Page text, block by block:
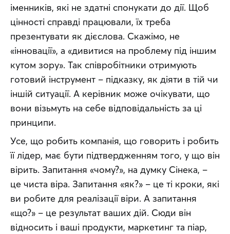
іменників, які не здатні спонукати до дії. Щоб
цінності справді працювали, їх треба
презентувати як дієслова. Скажімо, не
«інновації», а «дивитися на проблему під іншим
кутом зору». Так співробітники отримують
готовий інструмент – підказку, як діяти в тій чи
іншій ситуації. А керівник може очікувати, що
вони візьмуть на себе відповідальність за ці
принципи.
Усе, що робить компанія, що говорить і робить
її лідер, має бути підтвердженням того, у що він
вірить. Запитання «чому?», на думку Сінека, –
це чиста віра. Запитання «як?» – це ті кроки, які
ви робите для реалізації віри. А запитання
«що?» – це результат ваших дій. Сюди він
відносить і ваші продукти, маркетинг та піар,